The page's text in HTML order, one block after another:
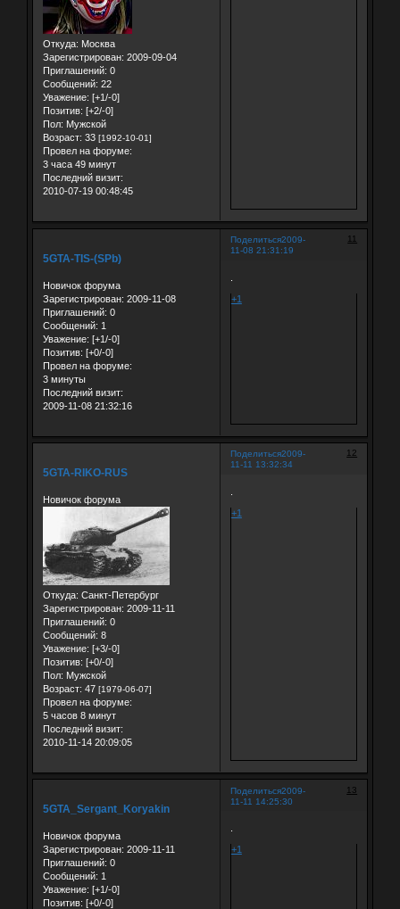
Откуда: Москва
Зарегистрирован: 2009-09-04
Приглашений: 0
Сообщений: 22
Уважение: [+1/-0]
Позитив: [+2/-0]
Пол: Мужской
Возраст: 33 [1992-10-01]
Провел на форуме:
3 часа 49 минут
Последний визит:
2010-07-19 00:48:45
Поделиться 11
2009-
11-08 21:31:19
5GTA-TIS-(SPb)
Новичок форума
Зарегистрирован: 2009-11-08
Приглашений: 0
Сообщений: 1
Уважение: [+1/-0]
Позитив: [+0/-0]
Провел на форуме:
3 минуты
Последний визит:
2009-11-08 21:32:16
+1
Поделиться 12
2009-
11-11 13:32:34
5GTA-RIKO-RUS
Новичок форума
Откуда: Санкт-Петербург
Зарегистрирован: 2009-11-11
Приглашений: 0
Сообщений: 8
Уважение: [+3/-0]
Позитив: [+0/-0]
Пол: Мужской
Возраст: 47 [1979-06-07]
Провел на форуме:
5 часов 8 минут
Последний визит:
2010-11-14 20:09:05
+1
Поделиться 13
2009-
11-11 14:25:30
5GTA_Sergant_Koryakin
Новичок форума
Зарегистрирован: 2009-11-11
Приглашений: 0
Сообщений: 1
Уважение: [+1/-0]
Позитив: [+0/-0]
+1